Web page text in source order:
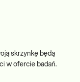
skrzynkę będą
w ofercie badań.